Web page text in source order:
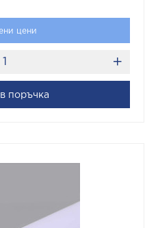
цени
поръчка